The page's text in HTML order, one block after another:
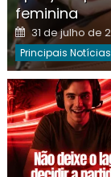
feminina
Posted
on
31 de julho de
Principais Notícias